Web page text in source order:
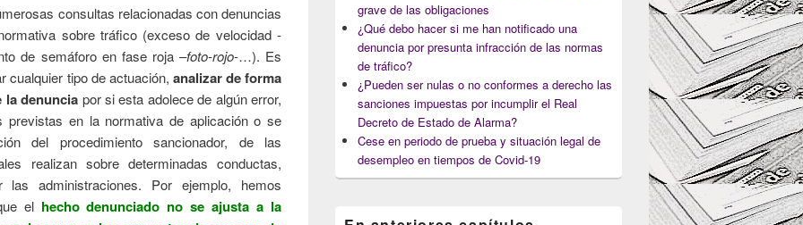
consultas relacionadas con denuncias
sobre tráfico (exceso de velocidad -
de semáforo en fase roja –foto-rojo-…). Es
cualquier tipo de actuación, analizar de forma
la denuncia por si esta adolece de algún error,
previstas en la normativa de aplicación o se
del procedimiento sancionador, de las
realizan sobre determinadas conductas,
administraciones. Por ejemplo, hemos
el hecho denunciado no se ajusta a la
grave de las obligaciones
¿Qué debo hacer si me han notificado una
denuncia por presunta infracción de las normas
de tráfico?
¿Pueden ser nulas o no conformes a derecho las
sanciones impuestas por incumplir el Real
Decreto de Estado de Alarma?
Cese en periodo de prueba y situación legal de
desempleo en tiempos de Covid-19